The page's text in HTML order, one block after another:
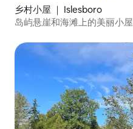
乡村小屋 ｜ Islesboro
岛屿悬崖和海滩上的美丽小屋